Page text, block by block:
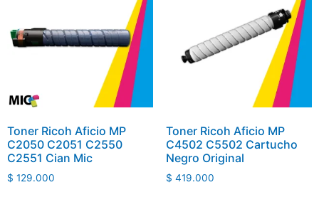
Toner Ricoh Aficio MP
C2050 C2051 C2550
C2551 Cian Mic
$ 129.000
Toner Ricoh Aficio MP
C4502 C5502 Cartucho
Negro Original
$ 419.000